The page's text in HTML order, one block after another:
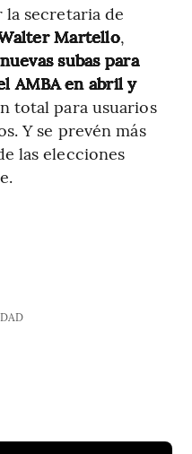
secretaria de
Martello,
subas para
AMBA en abril y
total para usuarios
Y se prevén más
las elecciones